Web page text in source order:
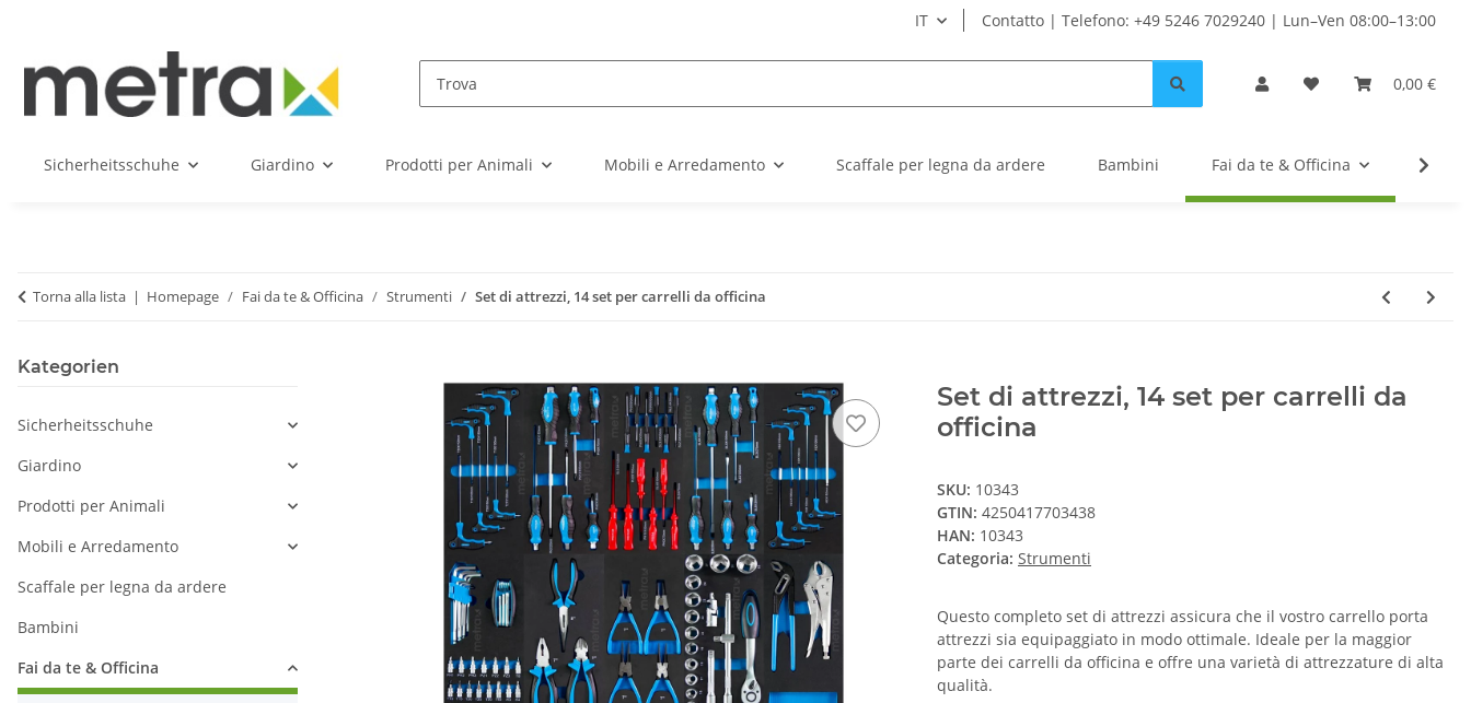
IT Contatto | Telefono: +49 5246 7029240 | Lun–Ven 08:00–13:00
0,00 €
Sicherheitsschuhe Giardino Prodotti per Animali Mobili e Arredamento Scaffale per legna da ardere Bambini Fai da te & Officina Solare
Torna alla lista Homepage Fai da te & Officina Strumenti Set di attrezzi, 14 set per carrelli da officina
Set di attrezzi, 14 set per carrelli da
officina
SKU: 10343
GTIN: 4250417703438
HAN: 10343
Categoria: Strumenti
Questo completo set di attrezzi assicura che il vostro carrello porta
attrezzi sia equipaggiato in modo ottimale. Ideale per la maggior
parte dei carrelli da officina e offre una varietà di attrezzature di alta
qualità.
Kategorien
Sicherheitsschuhe
Giardino
Prodotti per Animali
Mobili e Arredamento
Scaffale per legna da ardere
Bambini
Fai da te & Officina